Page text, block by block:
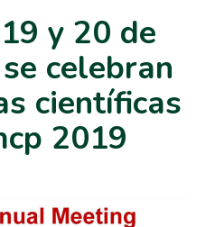
y 20 de
celebran
científicas
2019